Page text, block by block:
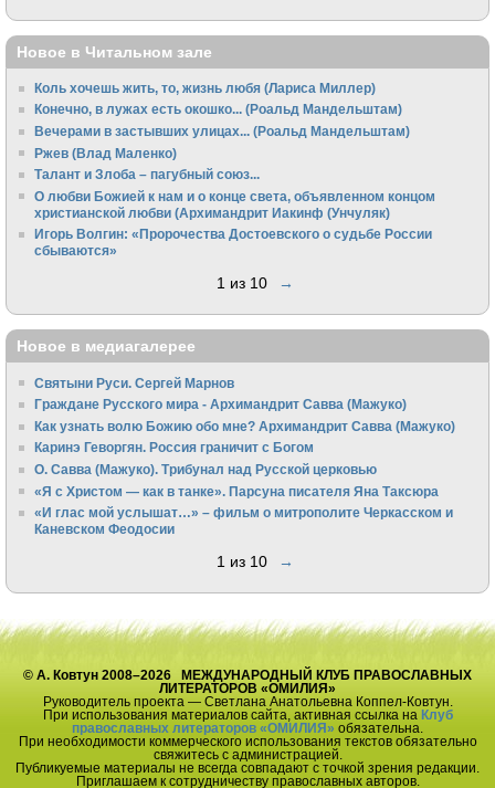
Новое в Читальном зале
Коль хочешь жить, то, жизнь любя (Лариса Миллер)
Конечно, в лужах есть окошко... (Роальд Мандельштам)
Вечерами в застывших улицах... (Роальд Мандельштам)
Ржев (Влад Маленко)
Талант и Злоба – пагубный союз...
О любви Божией к нам и о конце света, объявленном концом
христианской любви (Архимандрит Иакинф (Унчуляк)
Игорь Волгин: «Пророчества Достоевского о судьбе России
сбываются»
1 из 10 →
Новое в медиагалерее
Святыни Руси. Сергей Марнов
Граждане Русского мира - Архимандрит Савва (Мажуко)
Как узнать волю Божию обо мне? Архимандрит Савва (Мажуко)
Каринэ Геворгян. Россия граничит с Богом
О. Савва (Мажуко). Трибунал над Русской церковью
«Я с Христом — как в танке». Парсуна писателя Яна Таксюра
«И глас мой услышат…» – фильм о митрополите Черкасском и
Каневском Феодосии
1 из 10 →
© А. Ковтун 2008–2026 МЕЖДУНАРОДНЫЙ КЛУБ ПРАВОСЛАВНЫХ
ЛИТЕРАТОРОВ «ОМИЛИЯ»
Руководитель проекта — Светлана Анатольевна Коппел-Ковтун.
При использования материалов сайта, активная ссылка на Клуб
православных литераторов «ОМИЛИЯ» обязательна.
При необходимости коммерческого использования текстов обязательно
свяжитесь с администрацией.
Публикуемые материалы не всегда совпадают с точкой зрения редакции.
Приглашаем к сотрудничеству православных авторов.